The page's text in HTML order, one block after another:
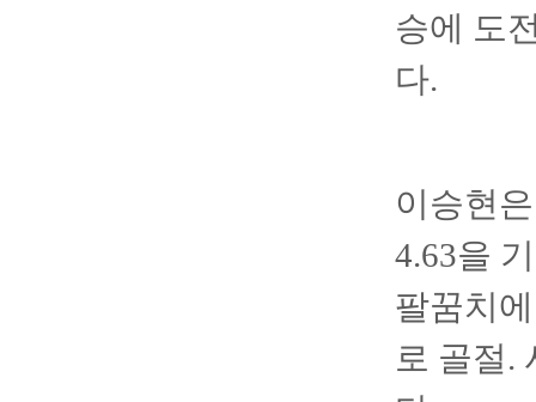
승에 도
다.
이승현
4.63을
팔꿈치
로 골절.